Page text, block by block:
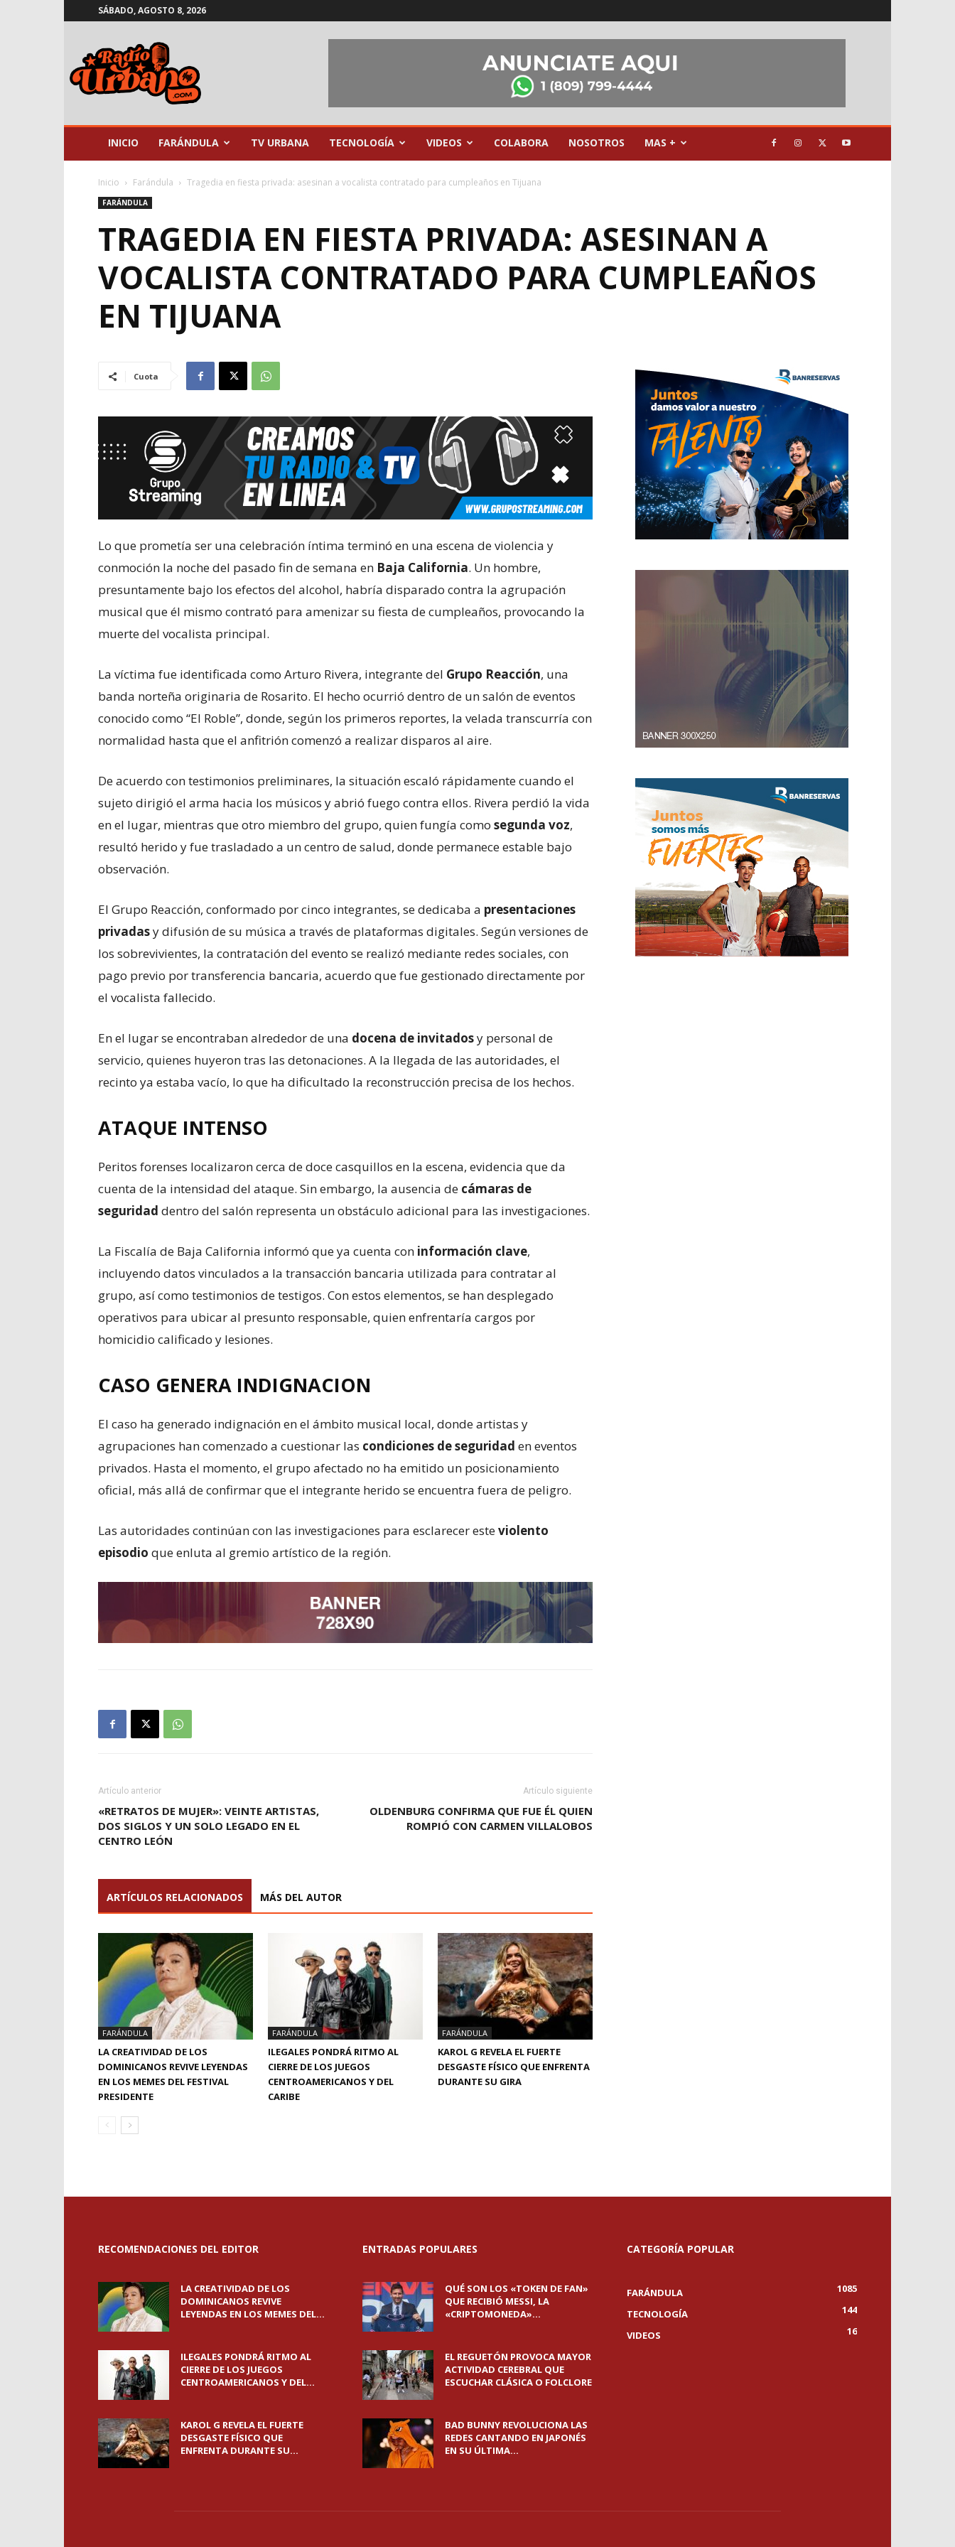
SÁBADO, AGOSTO 8, 2026
INICIO FARÁNDULA TV URBANA TECNOLOGÍA VIDEOS COLABORA NOSOTROS MAS +
Inicio Farándula Tragedia en fiesta privada: asesinan a vocalista contratado para cumpleaños en Tijuana
FARÁNDULA
TRAGEDIA EN FIESTA PRIVADA: ASESINAN A
VOCALISTA CONTRATADO PARA CUMPLEAÑOS
EN TIJUANA
Cuota
Lo que prometía ser una celebración íntima terminó en una escena de violencia y
conmoción la noche del pasado fin de semana en Baja California. Un hombre,
presuntamente bajo los efectos del alcohol, habría disparado contra la agrupación
musical que él mismo contrató para amenizar su fiesta de cumpleaños, provocando la
muerte del vocalista principal.
La víctima fue identificada como Arturo Rivera, integrante del Grupo Reacción, una
banda norteña originaria de Rosarito. El hecho ocurrió dentro de un salón de eventos
conocido como “El Roble”, donde, según los primeros reportes, la velada transcurría con
normalidad hasta que el anfitrión comenzó a realizar disparos al aire.
De acuerdo con testimonios preliminares, la situación escaló rápidamente cuando el
sujeto dirigió el arma hacia los músicos y abrió fuego contra ellos. Rivera perdió la vida
en el lugar, mientras que otro miembro del grupo, quien fungía como segunda voz,
resultó herido y fue trasladado a un centro de salud, donde permanece estable bajo
observación.
El Grupo Reacción, conformado por cinco integrantes, se dedicaba a presentaciones
privadasy difusión de su música a través de plataformas digitales. Según versiones de
los sobrevivientes, la contratación del evento se realizó mediante redes sociales, con
pago previo por transferencia bancaria, acuerdo que fue gestionado directamente por
el vocalista fallecido.
En el lugar se encontraban alrededor de una docena de invitadosy personal de
servicio, quienes huyeron tras las detonaciones. A la llegada de las autoridades, el
recinto ya estaba vacío, lo que ha dificultado la reconstrucción precisa de los hechos.
ATAQUE INTENSO
Peritos forenses localizaron cerca de doce casquillos en la escena, evidencia que da
cuenta de la intensidad del ataque. Sin embargo, la ausencia de cámaras de
seguridad dentro del salón representa un obstáculo adicional para las investigaciones.
La Fiscalía de Baja California informó que ya cuenta con información clave,
incluyendo datos vinculados a la transacción bancaria utilizada para contratar al
grupo, así como testimonios de testigos. Con estos elementos, se han desplegado
operativos para ubicar al presunto responsable, quien enfrentaría cargos por
homicidio calificado y lesiones.
CASO GENERA INDIGNACION
El caso ha generado indignación en el ámbito musical local, donde artistas y
agrupaciones han comenzado a cuestionar las condiciones de seguridad en eventos
privados. Hasta el momento, el grupo afectado no ha emitido un posicionamiento
oficial, más allá de confirmar que el integrante herido se encuentra fuera de peligro.
Las autoridades continúan con las investigaciones para esclarecer esteviolento
episodio que enluta al gremio artístico de la región.
Artículo anterior
«RETRATOS DE MUJER»: VEINTE ARTISTAS,
DOS SIGLOS Y UN SOLO LEGADO EN EL
CENTRO LEÓN
Artículo siguiente
OLDENBURG CONFIRMA QUE FUE ÉL QUIEN
ROMPIÓ CON CARMEN VILLALOBOS
ARTÍCULOS RELACIONADOS MÁS DEL AUTOR
FARÁNDULA
LA CREATIVIDAD DE LOS
DOMINICANOS REVIVE LEYENDAS
EN LOS MEMES DEL FESTIVAL
PRESIDENTE
FARÁNDULA
ILEGALES PONDRÁ RITMO AL
CIERRE DE LOS JUEGOS
CENTROAMERICANOS Y DEL
CARIBE
FARÁNDULA
KAROL G REVELA EL FUERTE
DESGASTE FÍSICO QUE ENFRENTA
DURANTE SU GIRA
RECOMENDACIONES DEL EDITOR
LA CREATIVIDAD DE LOS
DOMINICANOS REVIVE
LEYENDAS EN LOS MEMES DEL...
ILEGALES PONDRÁ RITMO AL
CIERRE DE LOS JUEGOS
CENTROAMERICANOS Y DEL...
KAROL G REVELA EL FUERTE
DESGASTE FÍSICO QUE
ENFRENTA DURANTE SU...
ENTRADAS POPULARES
QUÉ SON LOS «TOKEN DE FAN»
QUE RECIBIÓ MESSI, LA
«CRIPTOMONEDA»...
EL REGUETÓN PROVOCA MAYOR
ACTIVIDAD CEREBRAL QUE
ESCUCHAR CLÁSICA O FOLCLORE
BAD BUNNY REVOLUCIONA LAS
REDES CANTANDO EN JAPONÉS
EN SU ÚLTIMA...
CATEGORÍA POPULAR
FARÁNDULA
1085
TECNOLOGÍA
144
VIDEOS
16